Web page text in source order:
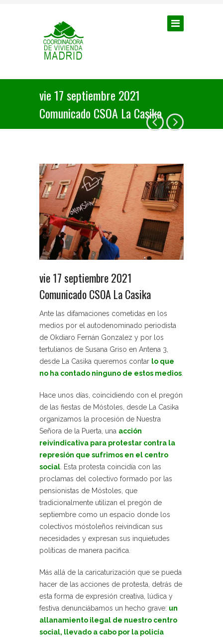
vie 17 septiembre 2021
Comunicado CSOA La Casika
vie 17 septiembre 2021
Comunicado CSOA La Casika
Ante las difamaciones cometidas en los
medios por el autodenominado periodista
de Okdiaro Fernán Gonzalez y por los
tertulianos de Susana Griso en Antena 3,
desde La Casika queremos contar lo que
no ha contado ninguno de estos medios
Hace unos días, coincidiendo con el pregón
de las fiestas de Móstoles, desde La Casika
organizamos la procesión de Nuestra
Señora de la Puerta, una acción
reivindicativa para protestar contra la
represión que sufrimos en el centro
social . Esta protesta coincidía con las
proclamas del colectivo formado por las
pensionistas de Móstoles, que
tradicionalmente utilizan el pregón de
septiembre como un espacio donde los
colectivos móstoleños reivindican sus
necesidades y expresan sus inquietudes
políticas de manera pacifica.
Más allá de la caricaturización que se pueda
hacer de las acciones de protesta, detrás de
esta forma de expresión creativa, lúdica y
festiva denunciábamos un hecho grave: un
allanamiento ilegal de nuestro centro
social, llevado a cabo por la policía